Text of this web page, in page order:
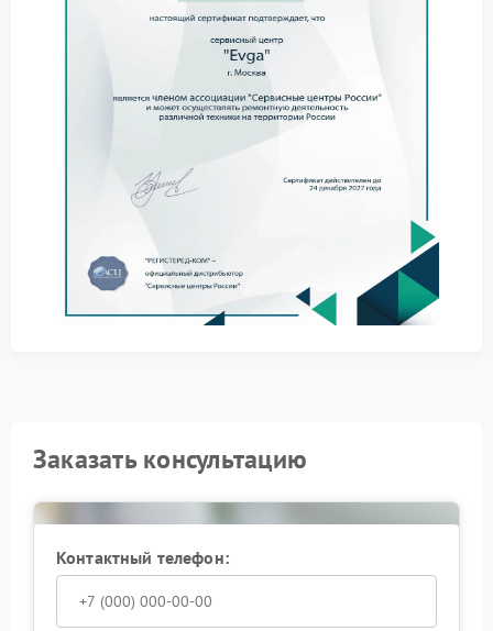
контактной группы.
Порядок проведения работ
Работы выполняются поэтапно:
диагностика состояния клавиатурного модуля;
ремонт или замена неисправных элементов;
финальное тестирование.
Сервисный центр Evga использует совместимые
стандарты производителя. Это обеспечивает
стабильную работу клавиатуры после завершения
ремонта и продлевает срок эксплуатации ноутбука.
Заказать консультацию
Контактный телефон: